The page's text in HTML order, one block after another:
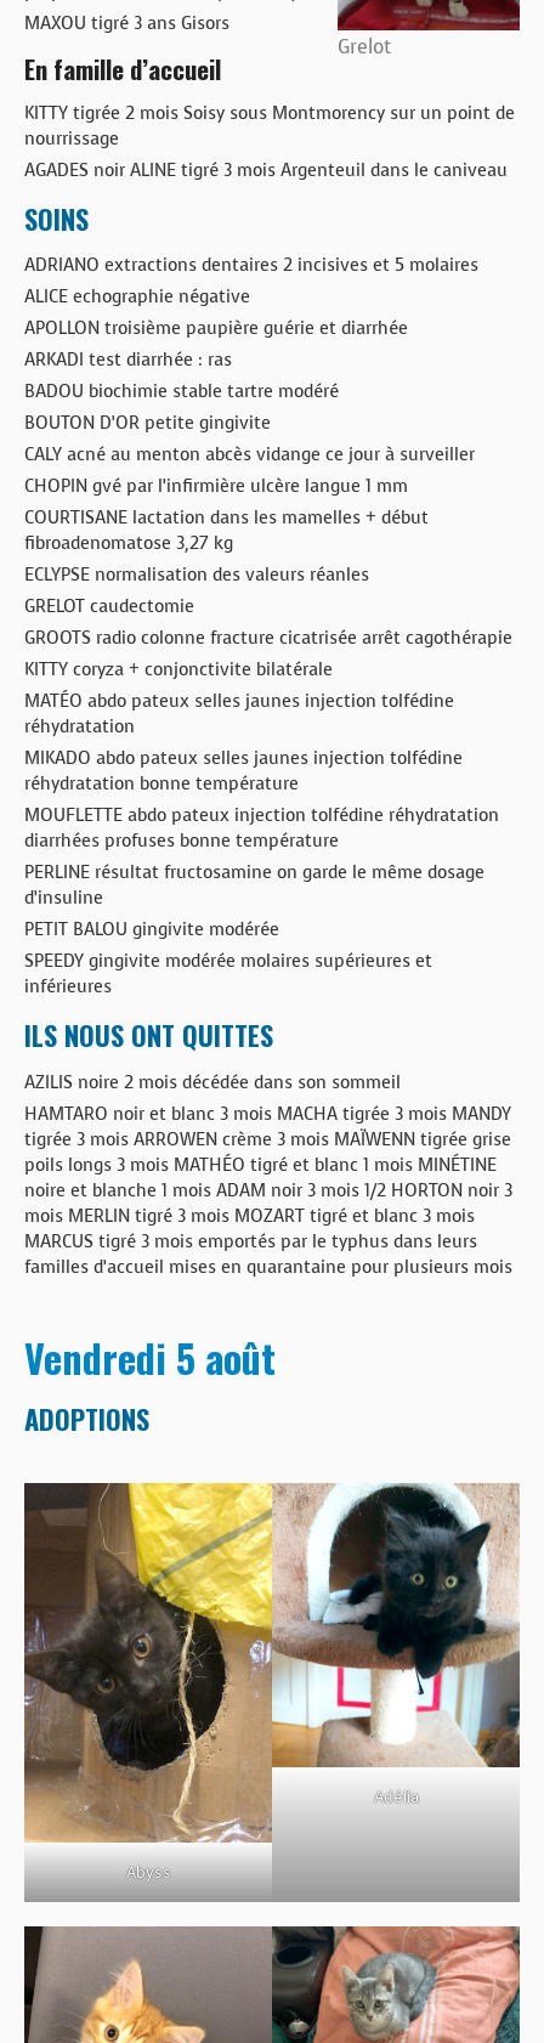
Grelot
MAXOU tigré 3 ans Gisors
En famille d’accueil
KITTY tigrée 2 mois Soisy sous Montmorency sur un point de
nourrissage
AGADES noir ALINE tigré 3 mois Argenteuil dans le caniveau
SOINS
ADRIANO extractions dentaires 2 incisives et 5 molaires
ALICE echographie négative
APOLLON troisième paupière guérie et diarrhée
ARKADI test diarrhée : ras
BADOU biochimie stable tartre modéré
BOUTON D’OR petite gingivite
CALY acné au menton abcès vidange ce jour à surveiller
CHOPIN gvé par l’infirmière ulcère langue 1 mm
COURTISANE lactation dans les mamelles + début
fibroadenomatose 3,27 kg
ECLYPSE normalisation des valeurs réanles
GRELOT caudectomie
GROOTS radio colonne fracture cicatrisée arrêt cagothérapie
KITTY coryza + conjonctivite bilatérale
MATÉO abdo pateux selles jaunes injection tolfédine
réhydratation
MIKADO abdo pateux selles jaunes injection tolfédine
réhydratation bonne température
MOUFLETTE abdo pateux injection tolfédine réhydratation
diarrhées profuses bonne température
PERLINE résultat fructosamine on garde le même dosage
d’insuline
PETIT BALOU gingivite modérée
SPEEDY gingivite modérée molaires supérieures et
inférieures
ILS NOUS ONT QUITTES
AZILIS noire 2 mois décédée dans son sommeil
HAMTARO noir et blanc 3 mois MACHA tigrée 3 mois MANDY
tigrée 3 mois ARROWEN crème 3 mois MAÏWENN tigrée grise
poils longs 3 mois MATHÉO tigré et blanc 1 mois MINÉTINE
noire et blanche 1 mois ADAM noir 3 mois 1/2 HORTON noir 3
mois MERLIN tigré 3 mois MOZART tigré et blanc 3 mois
MARCUS tigré 3 mois emportés par le typhus dans leurs
familles d’accueil mises en quarantaine pour plusieurs mois
Vendredi 5 août
ADOPTIONS
Abyss
Adélia